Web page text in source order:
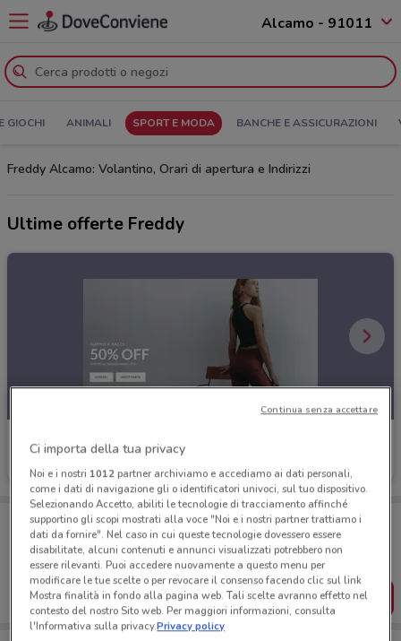
Alcamo - 91011
GIOCHI ANIMALI SPORT E MODA BANCHE E ASSICURAZIONI
Freddy Alcamo: Volantino, Orari di apertura e Indirizzi
Ultime offerte Freddy
Freddy
Scade il 22/09
Porta DoveConviene sempre con te!
Puoi trovare le migliori offerte dei negozi vicino a te,
salvarle e creare la tua lista del risparmio, comodamente
dal tuo cellulare.
SCARICA L’APP
Ci importa della tua privacy
Noi e i nostri 1012partner archiviamo e accediamo ai dati personali,
come i dati di navigazione gli o identificatori univoci, sul tuo dispositivo.
Selezionando Accetto, abiliti le tecnologie di tracciamento affinché
supportino gli scopi mostrati alla voce "Noi e i nostri partner trattiamo i
dati da fornire". Nel caso in cui queste tecnologie dovessero essere
disabilitate, alcuni contenuti e annunci visualizzati potrebbero non
essere rilevanti. Puoi accedere nuovamente a questo menu per
modificare le tue scelte o per revocare il consenso facendo clic sul link
Mostra finalità in fondo alla pagina web. Tali scelte avranno effetto nel
contesto del nostro Sito web. Per maggiori informazioni, consulta
l'Informativa sulla privacy.Privacy policy
Continua senza accettare